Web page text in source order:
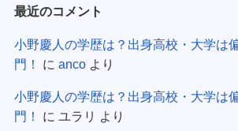
最近のコメント
小野慶人の学歴は？出身高校・大学は
門！
に ancoより
小野慶人の学歴は？出身高校・大学は
門！
に ユラリ より